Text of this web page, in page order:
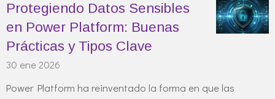
Protegiendo Datos Sensibles
en Power Platform: Buenas
Prácticas y Tipos Clave
30 ene 2026
Power Platform ha reinventado la forma en que las